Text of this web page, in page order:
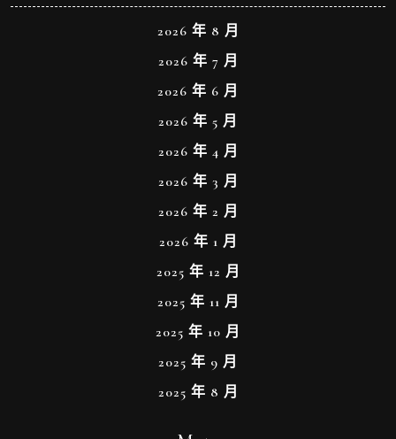
2026 年 8 月
2026 年 7 月
2026 年 6 月
2026 年 5 月
2026 年 4 月
2026 年 3 月
2026 年 2 月
2026 年 1 月
2025 年 12 月
2025 年 11 月
2025 年 10 月
2025 年 9 月
2025 年 8 月